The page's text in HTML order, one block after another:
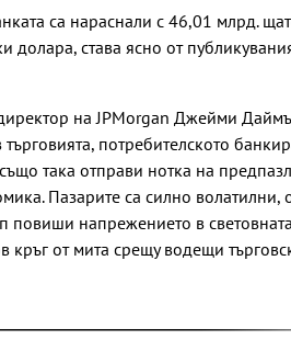
са нараснали с 46,01 млрд.
долара, става ясно от
на JPMorgan Джейми
потребителското
така отправи нотка на
Пазарите са силно волатилни,
напрежението в
кръг от мита срещу водещи